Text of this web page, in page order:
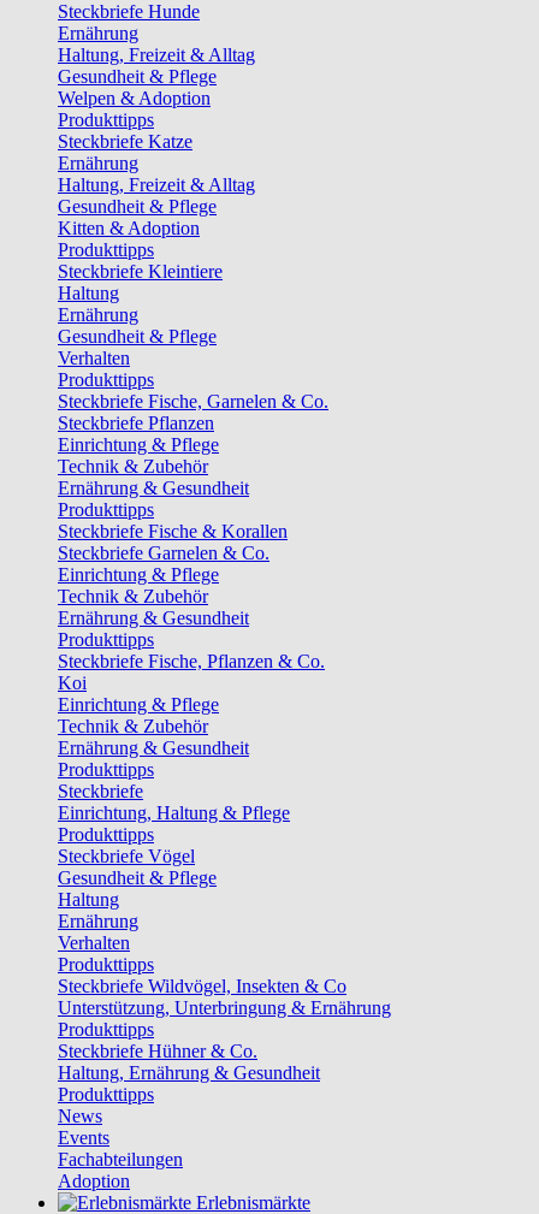
Steckbriefe Hunde
Ernährung
Haltung, Freizeit & Alltag
Gesundheit & Pflege
Welpen & Adoption
Produkttipps
Steckbriefe Katze
Ernährung
Haltung, Freizeit & Alltag
Gesundheit & Pflege
Kitten & Adoption
Produkttipps
Steckbriefe Kleintiere
Haltung
Ernährung
Gesundheit & Pflege
Verhalten
Produkttipps
Steckbriefe Fische, Garnelen & Co.
Steckbriefe Pflanzen
Einrichtung & Pflege
Technik & Zubehör
Ernährung & Gesundheit
Produkttipps
Steckbriefe Fische & Korallen
Steckbriefe Garnelen & Co.
Einrichtung & Pflege
Technik & Zubehör
Ernährung & Gesundheit
Produkttipps
Steckbriefe Fische, Pflanzen & Co.
Koi
Einrichtung & Pflege
Technik & Zubehör
Ernährung & Gesundheit
Produkttipps
Steckbriefe
Einrichtung, Haltung & Pflege
Produkttipps
Steckbriefe Vögel
Gesundheit & Pflege
Haltung
Ernährung
Verhalten
Produkttipps
Steckbriefe Wildvögel, Insekten & Co
Unterstützung, Unterbringung & Ernährung
Produkttipps
Steckbriefe Hühner & Co.
Haltung, Ernährung & Gesundheit
Produkttipps
News
Events
Fachabteilungen
Adoption
Erlebnismärkte